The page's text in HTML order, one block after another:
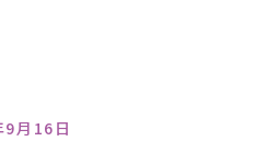
月16日